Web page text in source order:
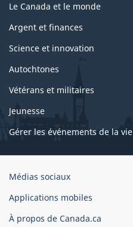
Le Canada et le monde
Argent et finances
Science et innovation
Autochtones
Vétérans et militaires
Jeunesse
Gérer les événements de la vie
Organisation
gouvernement
du
Médias sociaux
Applications mobiles
À propos de Canada.ca